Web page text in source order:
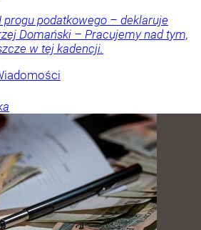
progu podatkowego – deklaruje
Domański – Pracujemy nad tym,
w tej kadencji.